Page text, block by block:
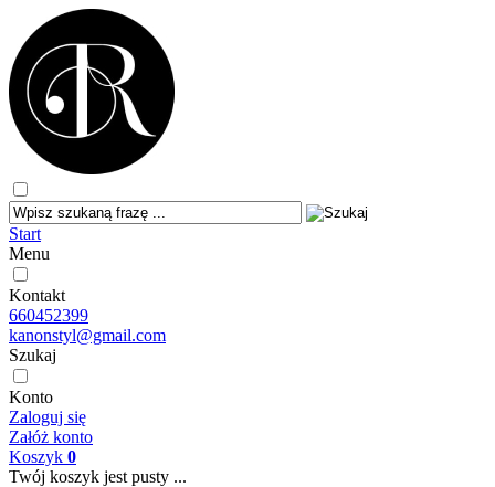
Start
Menu
Kontakt
660452399
kanonstyl@gmail.com
Szukaj
Konto
Zaloguj się
Załóż konto
Koszyk 0
Twój koszyk jest pusty ...